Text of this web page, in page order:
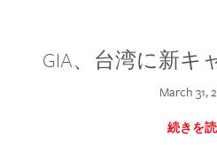
GIA、台湾に新キ
March 31,
続きを